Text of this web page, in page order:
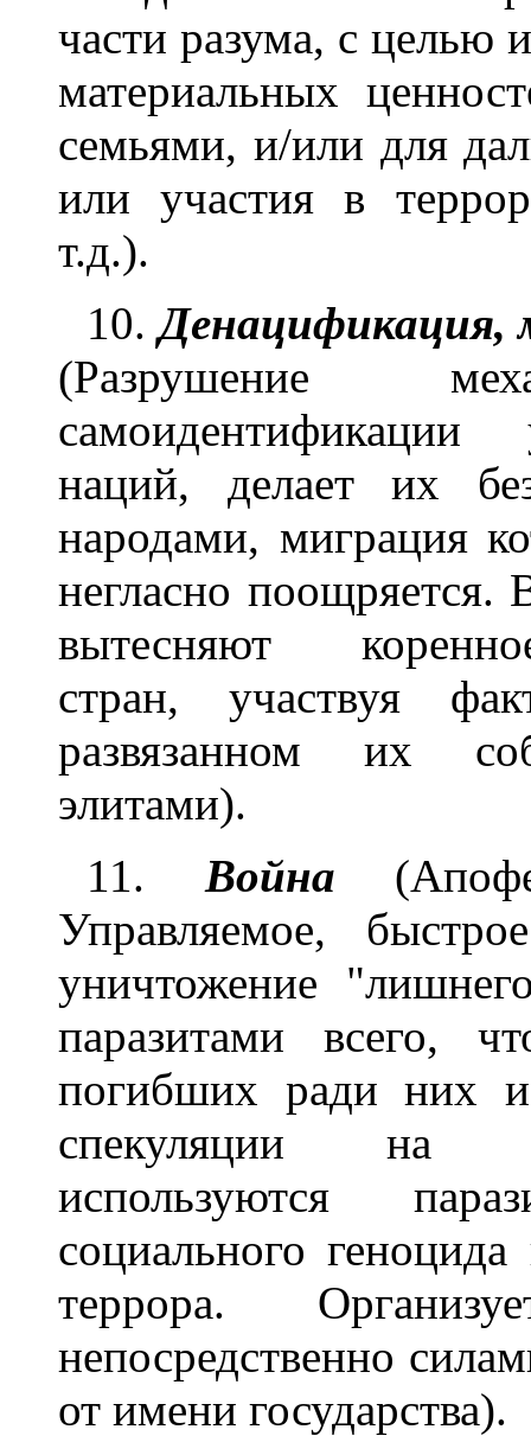
части разума, с целью
материальных
семьями, и/или для
или участия в
т.д.).
10.Денацификация,
(Разрушение
самоидентификации
наций, делает их
народами, миграция
негласно поощряется.
вытесняют
стран, участвуя
развязанном их
элитами).
11. Война
Управляемое,
уничтожение
паразитами всего,
погибших ради них
спекуляции на
используются
социального
террора.
непосредственно
от имени государства).